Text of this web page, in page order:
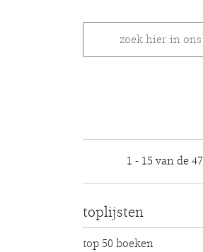
1 - 15 van de 47
toplijsten
top 50 boeken